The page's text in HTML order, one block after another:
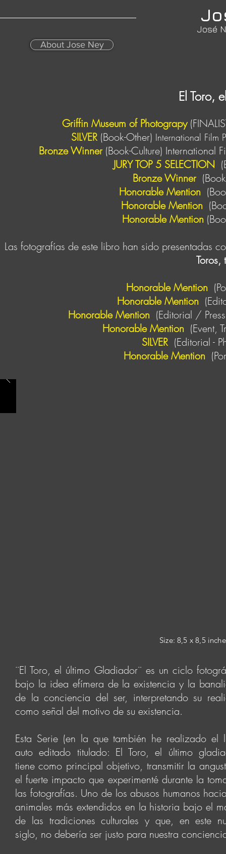
José
About Jose Ney
El Toro,
Griffin Museum of Photograpy (F
SILVER (Book-Other) International
Bronze Winner (Book-Culture) International
JURY TOP 5 SELECTION
Bronze Winner
Honorable Mention
Honorable Mention
Honorable Mention
Las fotografías de este libro han sido presentadas
Toros,
Honorable Mention
Honorable Mention
Honorable Mention (Editorial /
Honorable Mention (Event,
SILVER (Editorial -
Honorable Mention
Size:8,5 x 8,5
¨El Toro, el último Gladiador¨ es un ciclo
bajo la idea efímera de la existencia y la
de la conciencia del ser, interpretando su
como señal del motivo de su existencia.
Esta Serie (en la que también he realizado el
auto editado titulado: El Toro, el último
tiene como principal objetivo, transmitir la
el fuerte impacto que experimenté durante la
las fotografías. Uno de los abusos humanos
animales más extendidos en la historia bajo el
de las tradiciones culturales y que, en este
siglo, no debería ser justo para nuestra